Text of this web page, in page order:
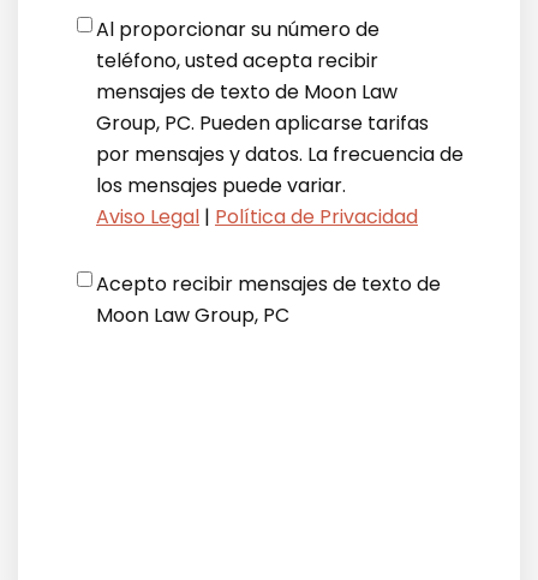
Al proporcionar su número de
teléfono, usted acepta recibir
mensajes de texto de Moon Law
Group, PC. Pueden aplicarse tarifas
por mensajes y datos. La frecuencia de
los mensajes puede variar.
Aviso Legal | Política de Privacidad
Acepto recibir mensajes de texto de
Moon Law Group, PC